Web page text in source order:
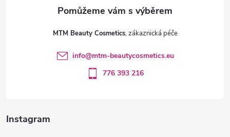
Instagram
MTM Beauty Cosmetics
info@mtm-beautycosmetics.eu
776 393 216